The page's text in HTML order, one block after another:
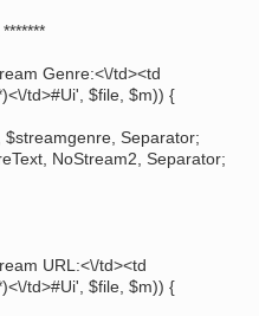
Genre:<\/td><td
td>#Ui', $file, $m)) {
Separator;
NoStream2, Separator;
URL:<\/td><td
td>#Ui', $file, $m)) {